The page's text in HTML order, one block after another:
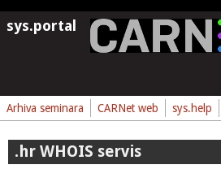
Skoči na glavni sadržaj
sys.portal
Arhiva seminara CARNet web sys.help
.hr WHOIS servis